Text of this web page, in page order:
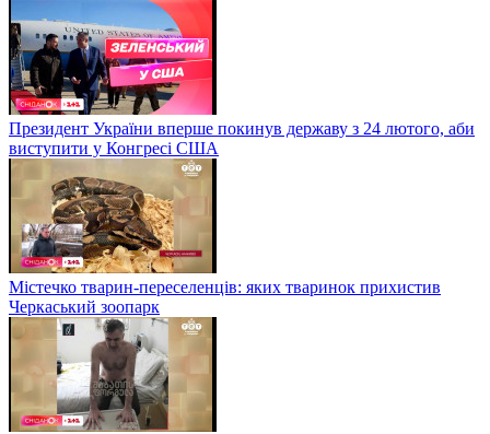
Президент України вперше покинув державу з 24 лютого, аби
виступити у Конгресі США
Містечко тварин-переселенців: яких тваринок прихистив
Черкаський зоопарк